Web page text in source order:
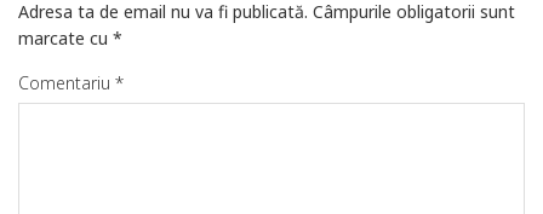
Adresa ta de email nu va fi publicată. Câmpurile obligatorii sunt
marcate cu *
Comentariu *